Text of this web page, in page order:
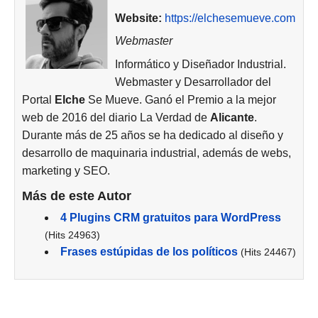
Website: https://elchesemueve.com
Webmaster
Informático y Diseñador Industrial.
Webmaster y Desarrollador del
Portal
Elche Se Mueve. Ganó el Premio a la mejor
web de 2016 del diario La Verdad de Alicante.
Durante más de 25 años se ha dedicado al diseño y
desarrollo de maquinaria industrial, además de webs,
marketing y SEO.
Más de este Autor
4 Plugins CRM gratuitos para WordPress
(Hits 24963)
Frases estúpidas de los políticos (Hits 24467)